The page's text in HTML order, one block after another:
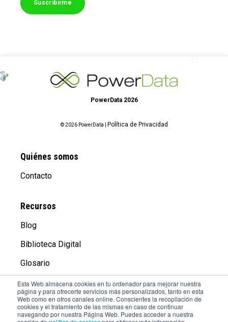
Esta Web almacena cookies en tu ordenador para mejorar nuestra
página y para ofrecerte servicios más personalizados, tanto en esta
Web como en otros canales online. Conscientes la recopilación de
cookies y el tratamiento de las mismas en caso de continuar
navegando por nuestra Página Web. Puedes acceder a nuestra
PowerData 2026
© 2026 PowerData | Política de Privacidad
Quiénes somos
Contacto
Recursos
Blog
Biblioteca Digital
Glosario
Compañía
Aviso Legal